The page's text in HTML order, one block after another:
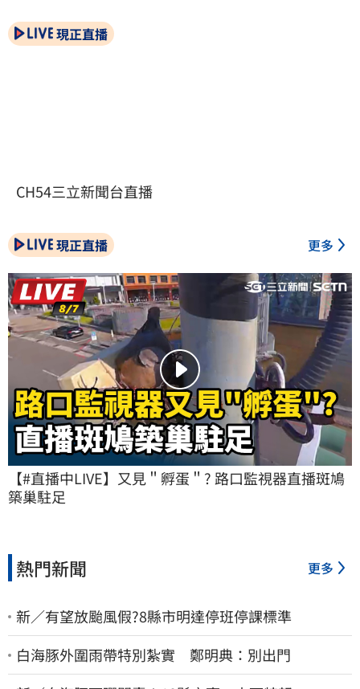
現正直播
CH54三立新聞台直播
現正直播 更多
【#直播中LIVE】又見＂孵蛋＂? 路口監視器直播斑鳩
築巢駐足
熱門新聞 更多
新／有望放颱風假?8縣市明達停班停課標準
白海豚外圍雨帶特別紮實 鄭明典：別出門